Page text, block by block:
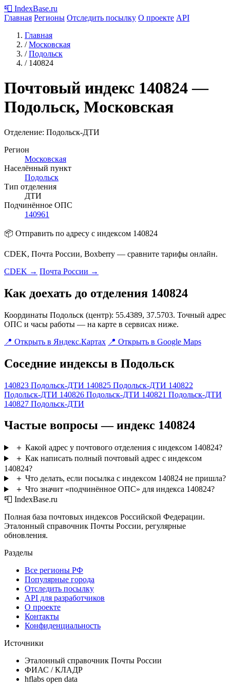
📮 IndexBase.ru
Главная Регионы Отследить посылку О проекте API
Главная
/ Московская
/ Подольск
/ 140824
Почтовый индекс 140824 —
Подольск, Московская
Отделение: Подольск-ДТИ
Регион
Московская
Населённый пункт
Подольск
Тип отделения
ДТИ
Подчинённое ОПС
140961
📦 Отправить по адресу с индексом 140824
CDEK, Почта России, Boxberry — сравните тарифы онлайн.
CDEK → Почта России →
Как доехать до отделения 140824
Координаты Подольск (центр): 55.4389, 37.5703. Точный адрес
ОПС и часы работы — на карте в сервисах ниже.
📍 Открыть в Яндекс.Картах 📍 Открыть в Google Maps
Соседние индексы в Подольск
140823 Подольск-ДТИ 140825 Подольск-ДТИ 140822
Подольск-ДТИ 140826 Подольск-ДТИ 140821 Подольск-ДТИ
140827 Подольск-ДТИ
Частые вопросы — индекс 140824
＋ Какой адрес у почтового отделения с индексом 140824?
＋ Как написать полный почтовый адрес с индексом
140824?
＋ Что делать, если посылка с индексом 140824 не пришла?
＋ Что значит «подчинённое ОПС» для индекса 140824?
📮 IndexBase.ru
Полная база почтовых индексов Российской Федерации.
Эталонный справочник Почты России, регулярные
обновления.
Разделы
Все регионы РФ
Популярные города
Отследить посылку
API для разработчиков
О проекте
Контакты
Конфиденциальность
Источники
Эталонный справочник Почты России
ФИАС / КЛАДР
hflabs open data